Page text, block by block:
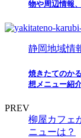
物や周辺情報
静岡地域情
焼きたてのか
想メニュー紹
PREV
柳屋カフェ
ニューは？